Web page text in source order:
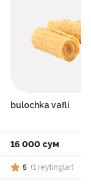
bulochka vafli
16 000 сум
5 (1 reytinglar)